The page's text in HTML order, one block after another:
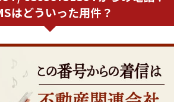
はどういった用件？